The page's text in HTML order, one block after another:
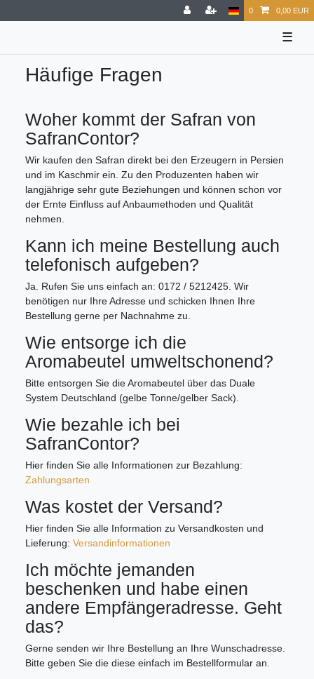
0 0,00 EUR
☰
Häufige Fragen
Woher kommt der Safran von
SafranContor?
Wir kaufen den Safran direkt bei den Erzeugern in Persien
und im Kaschmir ein. Zu den Produzenten haben wir
langjährige sehr gute Beziehungen und können schon vor
der Ernte Einfluss auf Anbaumethoden und Qualität
nehmen.
Kann ich meine Bestellung auch
telefonisch aufgeben?
Ja. Rufen Sie uns einfach an: 0172 / 5212425. Wir
benötigen nur Ihre Adresse und schicken Ihnen Ihre
Bestellung gerne per Nachnahme zu.
Wie entsorge ich die
Aromabeutel umweltschonend?
Bitte entsorgen Sie die Aromabeutel über das Duale
System Deutschland (gelbe Tonne/gelber Sack).
Wie bezahle ich bei
SafranContor?
Hier finden Sie alle Informationen zur Bezahlung:
Zahlungsarten
Was kostet der Versand?
Hier finden Sie alle Information zu Versandkosten und
Lieferung: Versandinformationen
Ich möchte jemanden
beschenken und habe einen
andere Empfängeradresse. Geht
das?
Gerne senden wir Ihre Bestellung an Ihre Wunschadresse.
Bitte geben Sie die diese einfach im Bestellformular an.